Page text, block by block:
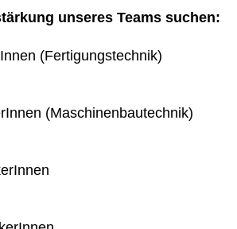
unseres Teams suchen:
(Fertigungstechnik)
(Maschinenbautechnik)